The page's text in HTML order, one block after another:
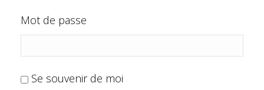
Mot de passe
Se souvenir de moi